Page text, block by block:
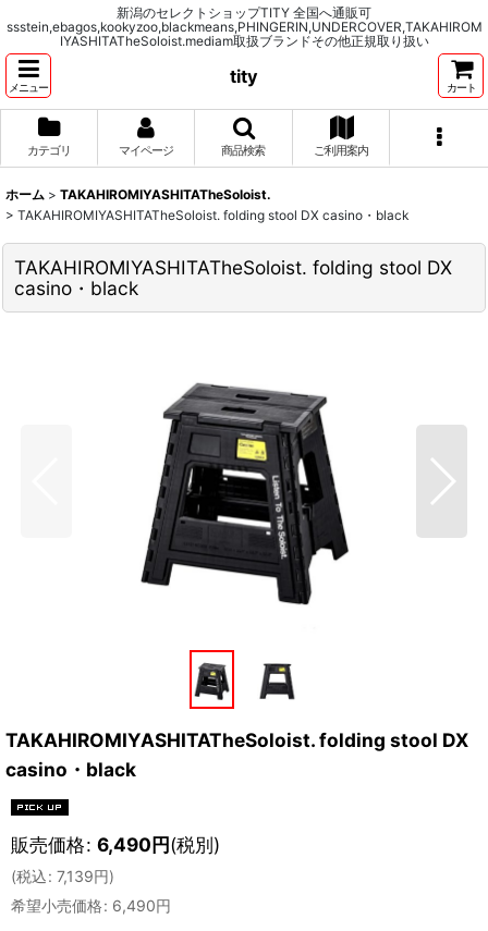
新潟のセレクトショップTITY 全国へ通販可
ssstein,ebagos,kookyzoo,blackmeans,PHINGERIN,UNDERCOVER,TAKAHIROM
IYASHITATheSoloist.mediam取扱ブランドその他正規取り扱い
メニュー
tity
カート
カテゴリ マイページ 商品検索 ご利用案内
ホーム > TAKAHIROMIYASHITATheSoloist.
> TAKAHIROMIYASHITATheSoloist. folding stool DX casino・black
TAKAHIROMIYASHITATheSoloist. folding stool DX
casino・black
TAKAHIROMIYASHITATheSoloist. folding stool DX
casino・black
販売価格: 6,490円(税別)
(税込: 7,139円)
希望小売価格: 6,490円